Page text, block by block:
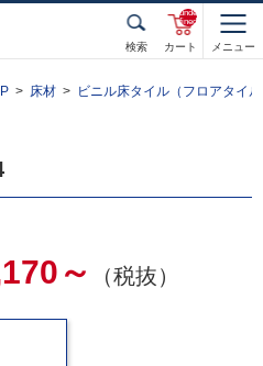
検索 カート
unde
fined
メニュー
床材 ビニル床タイル（フロアタイ
～ （税抜）